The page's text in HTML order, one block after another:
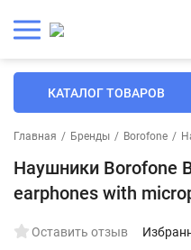
КАТАЛОГ ТОВАРОВ
Главная / Бренды / Borofone /
Наушники Borofone
earphones with
Оставить отзыв